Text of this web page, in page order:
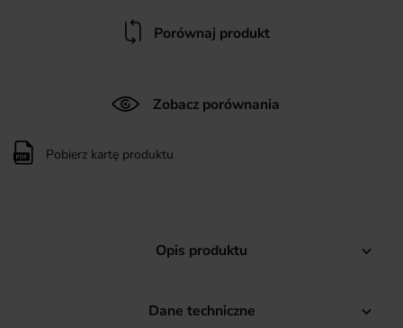
Porównaj produkt
Zobacz porównania
Pobierz kartę produktu
Opis produktu 
Dane techniczne 